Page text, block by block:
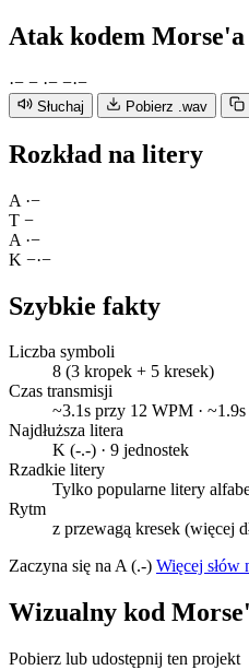
Atak kodem Morse'a
·− − ·− −·−
Słuchaj Pobierz .wav
Rozkład na litery
A ·−
T −
A ·−
K −·−
Szybkie fakty
Liczba symboli
8 (3 kropek + 5 kresek)
Czas transmisji
~3.1s przy 12 WPM ·
Najdłuższa litera
K (-.-) · 9 jednostek
Rzadkie litery
Tylko popularne litery
Rytm
z przewagą kresek (więcej
Zaczyna się na A (.-) Więcej słów
Wizualny kod
Pobierz lub udostępnij ten projekt